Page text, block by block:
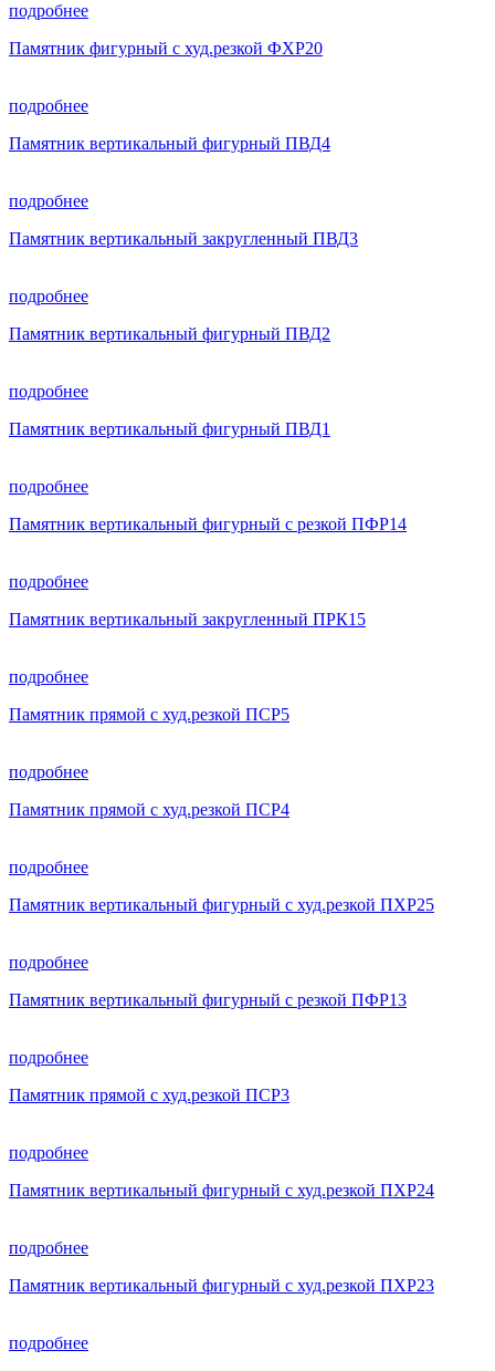
подробнее
Памятник фигурный с худ.резкой ФХР20
подробнее
Памятник вертикальный фигурный ПВД4
подробнее
Памятник вертикальный закругленный ПВД3
подробнее
Памятник вертикальный фигурный ПВД2
подробнее
Памятник вертикальный фигурный ПВД1
подробнее
Памятник вертикальный фигурный с резкой ПФР14
подробнее
Памятник вертикальный закругленный ПРК15
подробнее
Памятник прямой с худ.резкой ПСР5
подробнее
Памятник прямой с худ.резкой ПСР4
подробнее
Памятник вертикальный фигурный с худ.резкой ПХР25
подробнее
Памятник вертикальный фигурный с резкой ПФР13
подробнее
Памятник прямой с худ.резкой ПСР3
подробнее
Памятник вертикальный фигурный с худ.резкой ПХР24
подробнее
Памятник вертикальный фигурный с худ.резкой ПХР23
подробнее